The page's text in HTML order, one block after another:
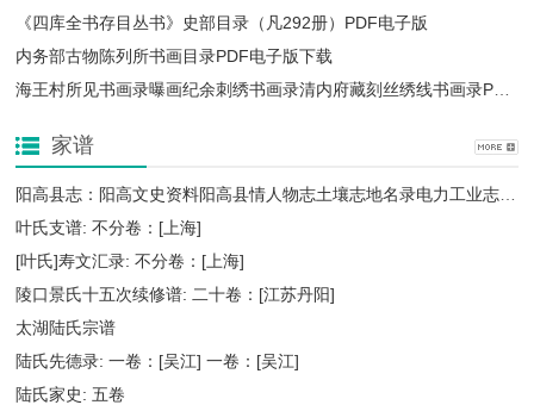
《四库全书存目丛书》史部目录（凡292册）PDF电子版
内务部古物陈列所书画目录PDF电子版下载
家谱
叶氏支谱: 不分卷：[上海]
[叶氏]寿文汇录: 不分卷：[上海]
陵口景氏十五次续修谱: 二十卷：[江苏丹阳]
太湖陆氏宗谱
陆氏先德录: 一卷：[吴江] 一卷：[吴江]
陆氏家史: 五卷